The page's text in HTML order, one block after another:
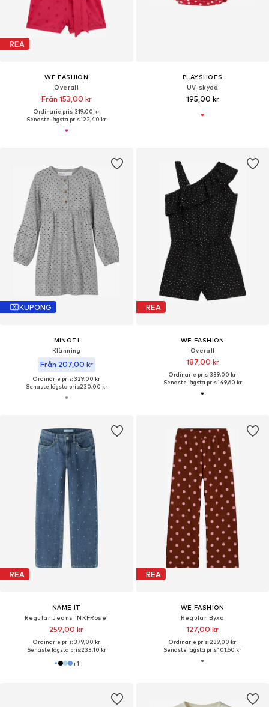
REA
WE FASHION
Overall
Från 153,00 kr
Ordinarie pris: 319,00 kr
Senaste lägsta pris:122,40 kr
PLAYSHOES
UV-skydd
195,00 kr
KUPONG
MINOTI
Klänning
Från 207,00 kr
Ordinarie pris: 329,00 kr
Senaste lägsta pris:230,00 kr
REA
WE FASHION
Overall
187,00 kr
Ordinarie pris: 339,00 kr
Senaste lägsta pris:149,60 kr
REA
NAME IT
Regular Jeans 'NKFRose'
259,00 kr
Ordinarie pris: 379,00 kr
Senaste lägsta pris:233,10 kr
+1
REA
WE FASHION
Regular Byxa
127,00 kr
Ordinarie pris: 239,00 kr
Senaste lägsta pris:101,60 kr